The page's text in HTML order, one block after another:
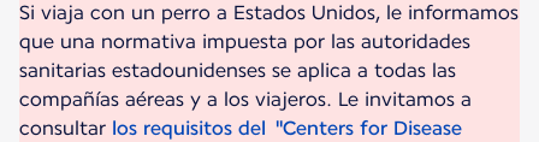
Si viaja con un perro a Estados Unidos, le informamos
que una normativa impuesta por las autoridades
sanitarias estadounidenses se aplica a todas las
compañías aéreas y a los viajeros. Le invitamos a
consultar los requisitos del "Centers for Disease